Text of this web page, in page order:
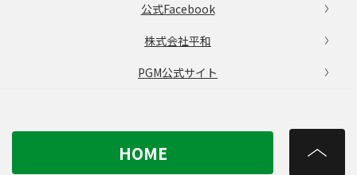
公式Facebook
株式会社平和
PGM公式サイト
HOME